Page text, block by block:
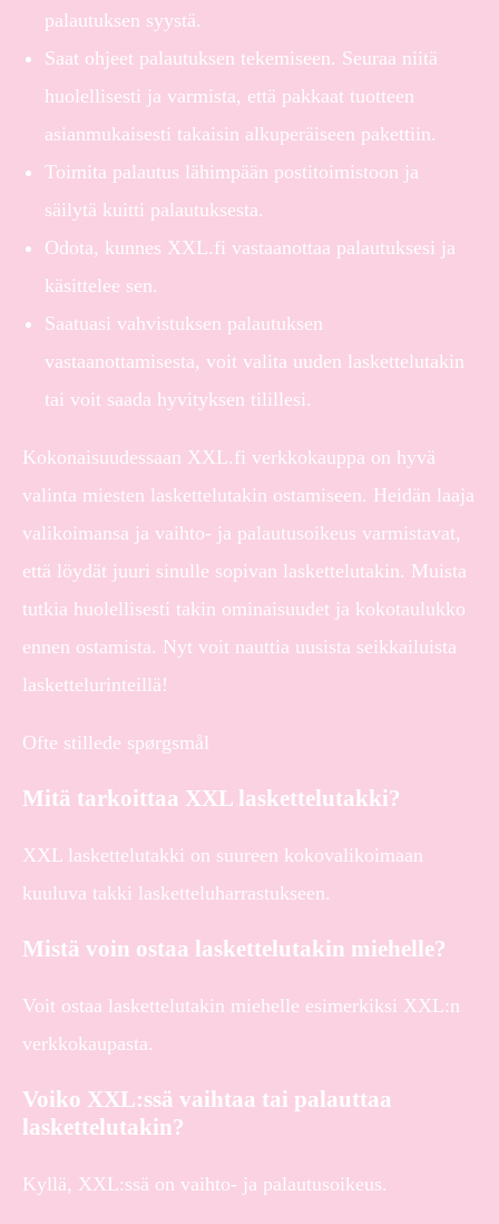
palautuksen syystä.
Saat ohjeet palautuksen tekemiseen. Seuraa niitä
huolellisesti ja varmista, että pakkaat tuotteen
asianmukaisesti takaisin alkuperäiseen pakettiin.
Toimita palautus lähimpään postitoimistoon ja
säilytä kuitti palautuksesta.
Odota, kunnes XXL.fi vastaanottaa palautuksesi ja
käsittelee sen.
Saatuasi vahvistuksen palautuksen
vastaanottamisesta, voit valita uuden laskettelutakin
tai voit saada hyvityksen tilillesi.
Kokonaisuudessaan XXL.fi verkkokauppa on hyvä
valinta miesten laskettelutakin ostamiseen. Heidän laaja
valikoimansa ja vaihto- ja palautusoikeus varmistavat,
että löydät juuri sinulle sopivan laskettelutakin. Muista
tutkia huolellisesti takin ominaisuudet ja kokotaulukko
ennen ostamista. Nyt voit nauttia uusista seikkailuista
laskettelurinteillä!
Ofte stillede spørgsmål
Mitä tarkoittaa XXL laskettelutakki?
XXL laskettelutakki on suureen kokovalikoimaan
kuuluva takki lasketteluharrastukseen.
Mistä voin ostaa laskettelutakin miehelle?
Voit ostaa laskettelutakin miehelle esimerkiksi XXL:n
verkkokaupasta.
Voiko XXL:ssä vaihtaa tai palauttaa
laskettelutakin?
Kyllä, XXL:ssä on vaihto- ja palautusoikeus.